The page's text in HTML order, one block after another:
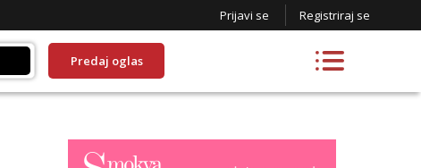
Prijavi se Registriraj se
Predaj oglas